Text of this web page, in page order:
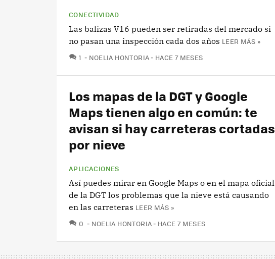
CONECTIVIDAD
Las balizas V16 pueden ser retiradas del mercado si
no pasan una inspección cada dos años LEER MÁS »
1 COMENTARIOS
NOELIA HONTORIA HACE 7 MESES
Los mapas de la DGT y Google
Maps tienen algo en común: te
avisan si hay carreteras cortadas
por nieve
APLICACIONES
Así puedes mirar en Google Maps o en el mapa oficial
de la DGT los problemas que la nieve está causando
en las carreteras LEER MÁS »
0 COMENTARIOS
NOELIA HONTORIA HACE 7 MESES